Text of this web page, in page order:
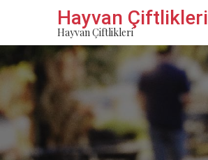
content
Hayvan Çiftlikleri
Hayvan Çiftlikleri